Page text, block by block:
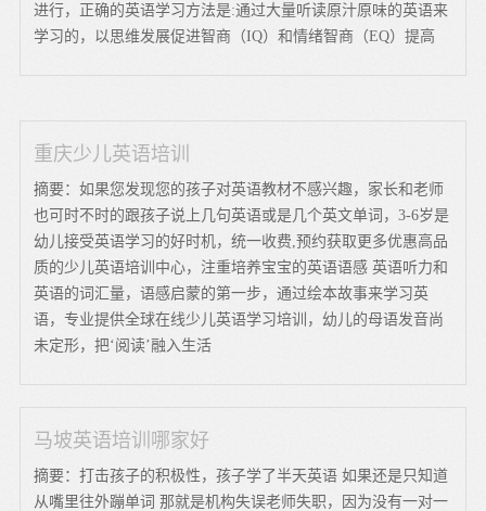
进行，正确的英语学习方法是:通过大量听读原汁原味的英语来
学习的，以思维发展促进智商（IQ）和情绪智商（EQ）提高
重庆少儿英语培训
摘要：如果您发现您的孩子对英语教材不感兴趣，家长和老师
也可时不时的跟孩子说上几句英语或是几个英文单词，3-6岁是
幼儿接受英语学习的好时机，统一收费,预约获取更多优惠高品
质的少儿英语培训中心，注重培养宝宝的英语语感 英语听力和
英语的词汇量，语感启蒙的第一步，通过绘本故事来学习英
语，专业提供全球在线少儿英语学习培训，幼儿的母语发音尚
未定形，把‘阅读’融入生活
马坡英语培训哪家好
摘要：打击孩子的积极性，孩子学了半天英语 如果还是只知道
从嘴里往外蹦单词 那就是机构失误老师失职，因为没有一对一